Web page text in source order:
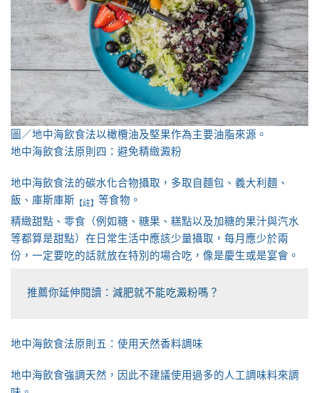
圖／地中海飲食法以橄欖油及堅果作為主要油脂來源。
地中海飲食法原則四：避免精緻澱粉
地中海飲食法的碳水化合物攝取，多取自麵包、義大利麵、
飯、庫斯庫斯 【註】 等食物。
精緻甜點、零食（例如糖、糖果、糕點以及加糖的果汁與汽水
等都算是甜點）在日常生活中應該少量攝取，每月應少於兩
份，一定要吃的話就放在特別的場合吃，像是慶生或是宴會。
推薦你延伸閱讀：減肥就不能吃澱粉嗎？
地中海飲食法原則五：使用天然香料調味
地中海飲食強調天然，因此不建議使用過多的人工調味料來調